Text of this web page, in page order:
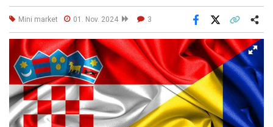
Mini market 01. Nov. 2024 3
Facebook